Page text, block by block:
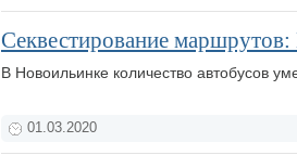
Секвестирование
В Новоильинке количество автобусов
01.03.2020